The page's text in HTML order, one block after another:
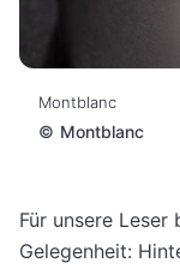
Montblanc
© Montblanc
Für unsere
Gelegenheit: